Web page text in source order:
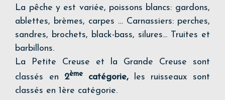
La pêche y est variée, poissons blancs: gardons,
ablettes, brèmes, carpes … Carnassiers: perches,
sandres, brochets, black-bass, silures... Truites et
barbillons.
La Petite Creuse et la Grande Creuse sont
classés en 2èmecatégorie, les ruisseaux sont
classés en 1ère catégorie.